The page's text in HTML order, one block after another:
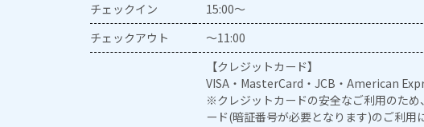
チェックイン
15:00～
チェックアウト
～11:00
【クレジットカード】
VISA・MasterCard・JCB・American
※クレジットカードの安全なご利用のため
ード(暗証番号が必要となります)のご利用